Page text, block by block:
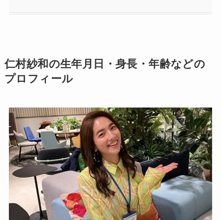
仁村紗和の生年月日・身長・年齢などの
プロフィール